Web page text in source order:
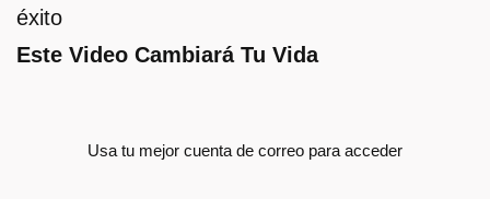
éxito
Este Video Cambiará Tu Vida
Usa tu mejor cuenta de correo para acceder